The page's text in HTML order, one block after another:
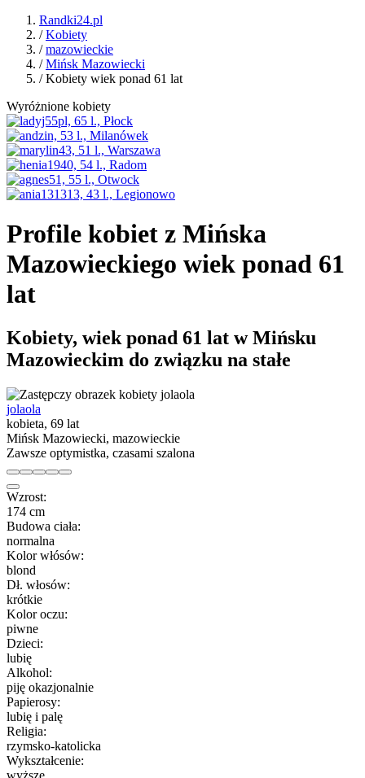
Randki24.pl
/Kobiety
/mazowieckie
/Mińsk Mazowiecki
/ Kobiety wiek ponad 61 lat
Wyróżnione kobiety
Profile kobiet z Mińska
Mazowieckiego wiek ponad 61
lat
Kobiety, wiek ponad 61 lat w Mińsku
Mazowieckim do związku na stałe
jolaola
kobieta, 69 lat
Mińsk Mazowiecki, mazowieckie
Zawsze optymistka, czasami szalona
Wzrost:
174 cm
Budowa ciała:
normalna
Kolor włósów:
blond
Dł. włosów:
krótkie
Kolor oczu:
piwne
Dzieci:
lubię
Alkohol:
piję okazjonalnie
Papierosy:
lubię i palę
Religia:
rzymsko-katolicka
Wykształcenie:
wyższe